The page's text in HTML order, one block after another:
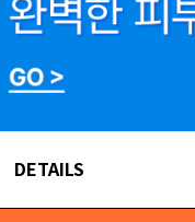
DETAILS